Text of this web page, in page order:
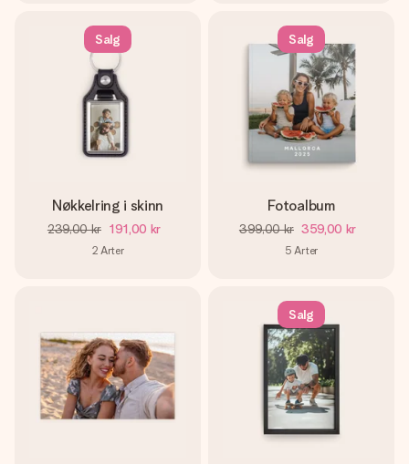
Salg
Nøkkelring i skinn
239,00 kr 191,00 kr
2 Arter
Salg
Fotoalbum
399,00 kr 359,00 kr
5 Arter
Salg